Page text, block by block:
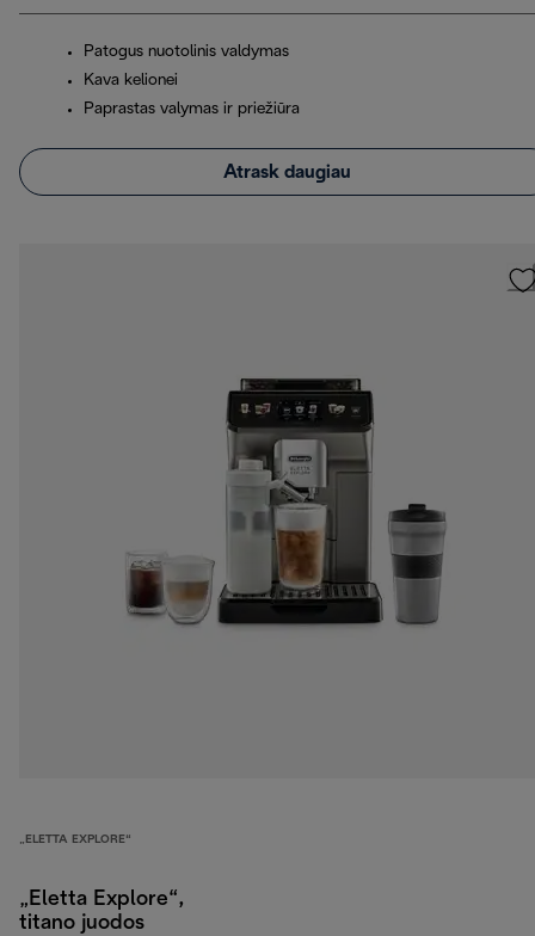
Patogus nuotolinis valdymas
Kava kelionei
Paprastas valymas ir priežiūra
Atrask daugiau
„ELETTA EXPLORE“
„Eletta Explore“,
titano juodos